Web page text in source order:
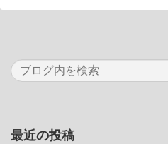
最近の投稿